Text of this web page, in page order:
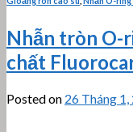
Nhẫn tròn O-
chất
Posted on 26 Tháng